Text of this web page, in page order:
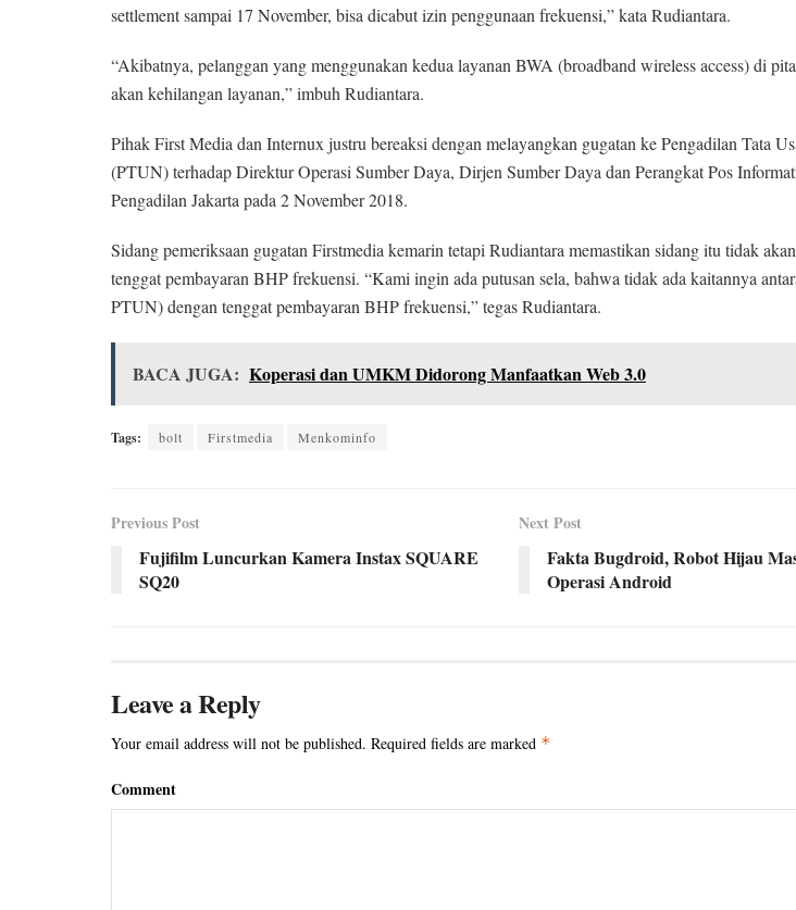
settlement sampai 17 November, bisa dicabut izin penggunaan frekuensi,” kata Rudiantara.
“Akibatnya, pelanggan yang menggunakan kedua layanan BWA (broadband wireless access) di
akan kehilangan layanan,” imbuh Rudiantara.
Pihak First Media dan Internux justru bereaksi dengan melayangkan gugatan ke Pengadilan Tata
(PTUN) terhadap Direktur Operasi Sumber Daya, Dirjen Sumber Daya dan Perangkat Pos
Pengadilan Jakarta pada 2 November 2018.
Sidang pemeriksaan gugatan Firstmedia kemarin tetapi Rudiantara memastikan sidang itu tidak
tenggat pembayaran BHP frekuensi. “Kami ingin ada putusan sela, bahwa tidak ada kaitannya
PTUN) dengan tenggat pembayaran BHP frekuensi,” tegas Rudiantara.
BACA JUGA: Koperasi dan UMKM Didorong Manfaatkan Web 3.0
Tags: bolt Firstmedia Menkominfo
Previous Post
Fujifilm Luncurkan Kamera Instax SQUARE
SQ20
Next Post
Fakta Bugdroid, Robot Hijau
Operasi Android
Leave a Reply
Your email address will not be published. Required fields are marked *
Comment